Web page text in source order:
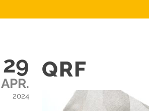
29
APR.
2024
QRF